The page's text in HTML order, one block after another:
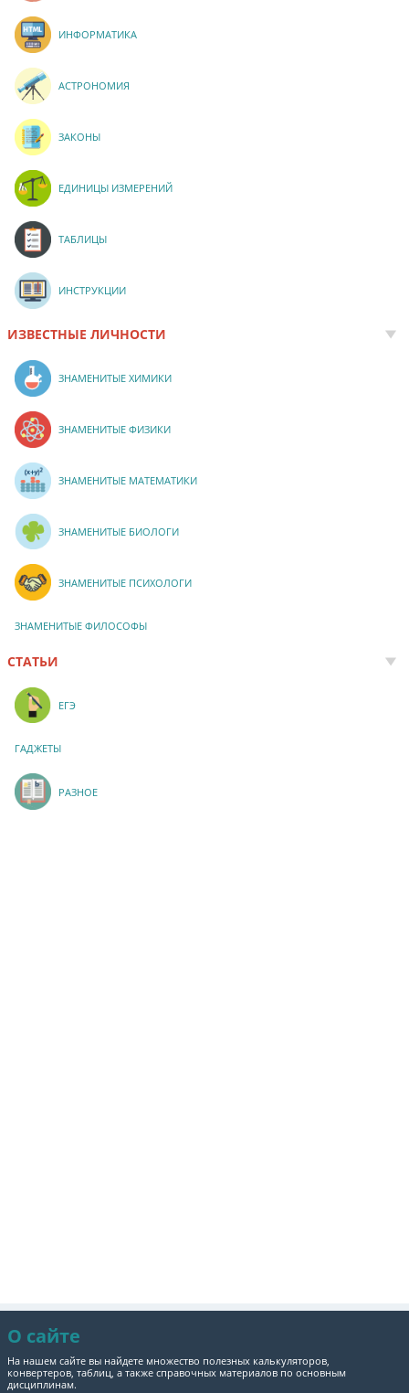
ИНФОРМАТИКА
АСТРОНОМИЯ
ЗАКОНЫ
ЕДИНИЦЫ ИЗМЕРЕНИЙ
ТАБЛИЦЫ
ИНСТРУКЦИИ
ИЗВЕСТНЫЕ ЛИЧНОСТИ
ЗНАМЕНИТЫЕ ХИМИКИ
ЗНАМЕНИТЫЕ ФИЗИКИ
ЗНАМЕНИТЫЕ МАТЕМАТИКИ
ЗНАМЕНИТЫЕ БИОЛОГИ
ЗНАМЕНИТЫЕ ПСИХОЛОГИ
ЗНАМЕНИТЫЕ ФИЛОСОФЫ
СТАТЬИ
ЕГЭ
ГАДЖЕТЫ
РАЗНОЕ
О сайте
На нашем сайте вы найдете множество полезных калькуляторов,
конвертеров, таблиц, а также справочных материалов по основным
дисциплинам.